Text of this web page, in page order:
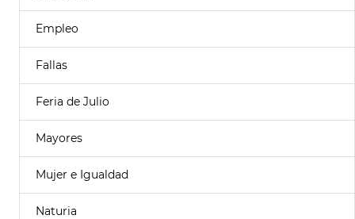
Empleo
Fallas
Feria de Julio
Mayores
Mujer e Igualdad
Naturia